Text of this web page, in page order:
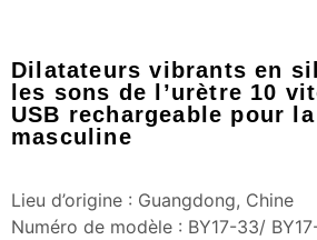
Dilatateurs vibrants en
les sons de l’urètre 10
USB rechargeable pour
masculine
Lieu d’origine : Guangdong, Chine
Numéro de modèle : BY17-33/